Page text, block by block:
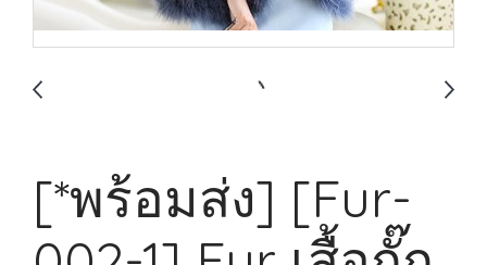
[*พร้อมส่ง] [Fur-